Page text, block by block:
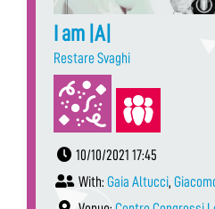
I am |A|
Restare Svaghi
10/10/2021 17:45
With: Gaia Altucci,